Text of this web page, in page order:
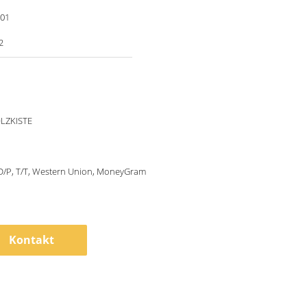
P, T/T, Western Union, MoneyGram
Kontakt